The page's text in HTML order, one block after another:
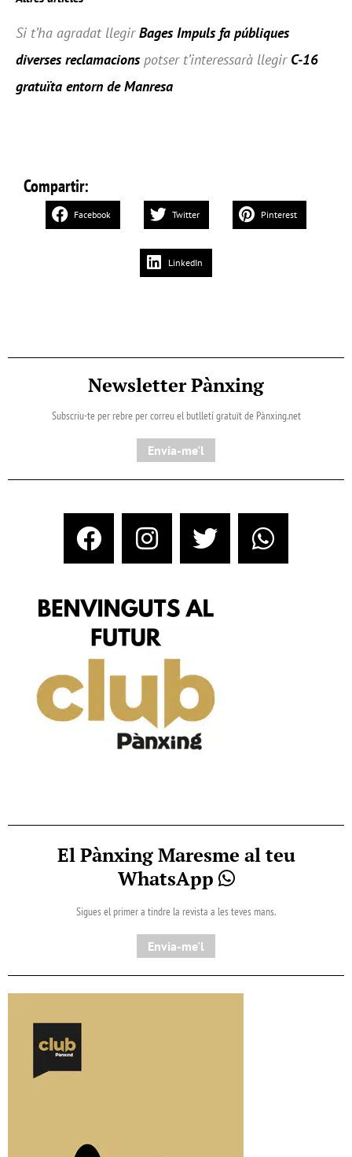
Si t’ha agradat llegirBages Impuls fa públiques
diverses reclamacions potser t’interessarà llegir C-16
gratuïta entorn de Manresa
Compartir:
Facebook Twitter Pinterest
LinkedIn
Newsletter Pànxing
Subscriu-te per rebre per correu el butlletí gratuït de Pànxing.net​
Envia-me'l
El Pànxing Maresme al teu
WhatsApp
Sigues el primer a tindre la revista a les teves mans.
Envia-me'l